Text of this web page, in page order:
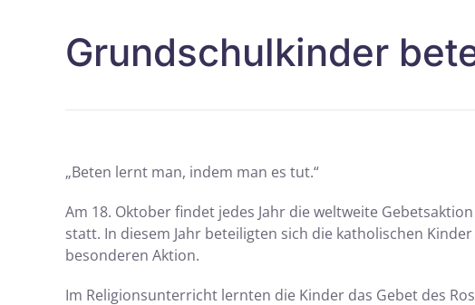
Grundschulkinder
„Beten lernt man, indem man es tut.“
Am 18. Oktober findet jedes Jahr die weltweite
statt. In diesem Jahr beteiligten sich die katholischen
besonderen Aktion.
Im Religionsunterricht lernten die Kinder das Gebet des